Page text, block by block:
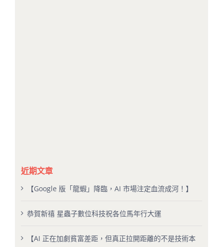
近期文章
【Google 版「龍蝦」降臨，AI 市場注定血流成河！】
恭賀新禧 星蟲子數位科技祝各位馬年行大運
【AI 正在加劇貧富差距，但真正拉開距離的不是技術本